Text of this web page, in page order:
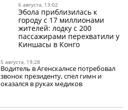
6 августа, 13:02
Эбола приблизилась к
городу с 17 миллионами
жителей: лодку с 200
пассажирами перехватили у
Киншасы в Конго
5 августа, 19:28
Водитель в Агенскалнсе потребовал
звонок президенту, спел гимн и
оказался в руках медиков